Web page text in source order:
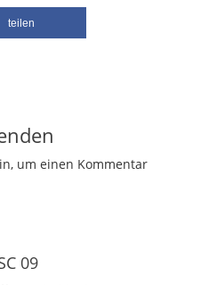
teilen
um einen Kommentar
09